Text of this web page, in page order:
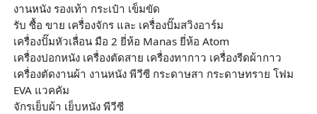
งานหนัง รองเท้า กระเป๋า เข็มขัด
รับ ซื้อ ขาย เครื่องจักร และ เครื่องปั๊มสวิงอาร์ม
เครื่องปั๊มหัวเลื่อน มือ 2 ยี่ห้อ Manas ยี่ห้อ Atom
เครื่องปอกหนัง เครื่องตัดสาย เครื่องทากาว เครื่องรีดผ้ากาว
เครื่องตัดงานผ้า งานหนัง พีวีซี กระดาษสา กระดาษทราย โฟม
EVA แวคคัม
จักรเย็บผ้า เย็บหนัง พีวีซี